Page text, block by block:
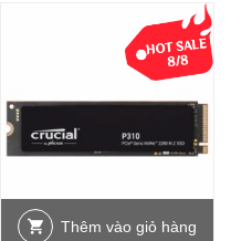
Thêm vào giỏ hàng